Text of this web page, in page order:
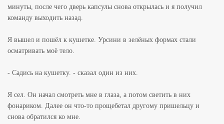
минуты, после чего дверь капсулы снова открылась и я получил
команду выходить назад.
Я вышел и пошёл к кушетке. Урсини в зелёных формах стали
осматривать моё тело.
- Садись на кушетку. - сказал один из них.
Я сел. Он начал смотреть мне в глаза, а потом светить в них
фонариком. Далее он что-то прощебетал другому пришельцу и
снова обратился ко мне.